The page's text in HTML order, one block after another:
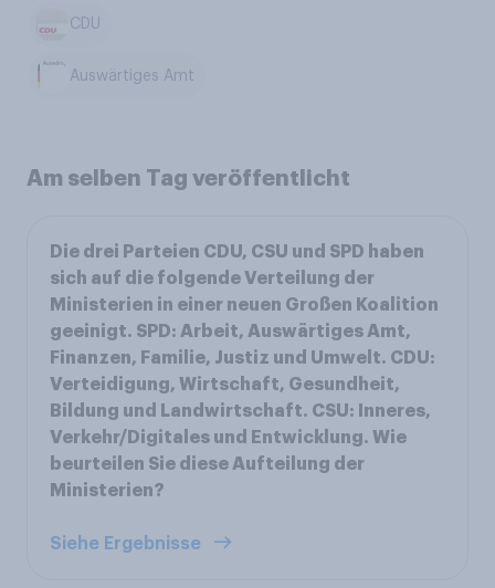
CDU
Auswärtiges Amt
Am selben Tag veröffentlicht
Die drei Parteien CDU, CSU und SPD haben
sich auf die folgende Verteilung der
Ministerien in einer neuen Großen Koalition
geeinigt. SPD: Arbeit, Auswärtiges Amt,
Finanzen, Familie, Justiz und Umwelt. CDU:
Verteidigung, Wirtschaft, Gesundheit,
Bildung und Landwirtschaft. CSU: Inneres,
Verkehr/Digitales und Entwicklung. Wie
beurteilen Sie diese Aufteilung der
Ministerien?
Siehe Ergebnisse